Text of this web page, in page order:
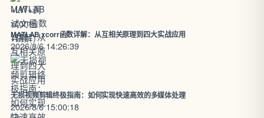
MATLAB xcorr函数详解：从互相关原理到四大实战应用
2026/8/6 14:26:39
无损视频剪辑终极指南：如何实现快速高效的多媒体处理
2026/8/6 15:00:18